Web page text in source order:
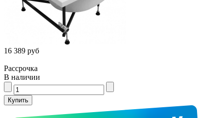
16 389 руб
Рассрочка
В наличии